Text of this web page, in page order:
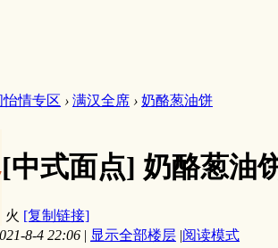
怡情专区 › 满汉全席 › 奶酪葱油饼
[中式面点] 奶酪葱油
火 [复制链接]
8-4 22:06 | 显示全部楼层 |阅读模式